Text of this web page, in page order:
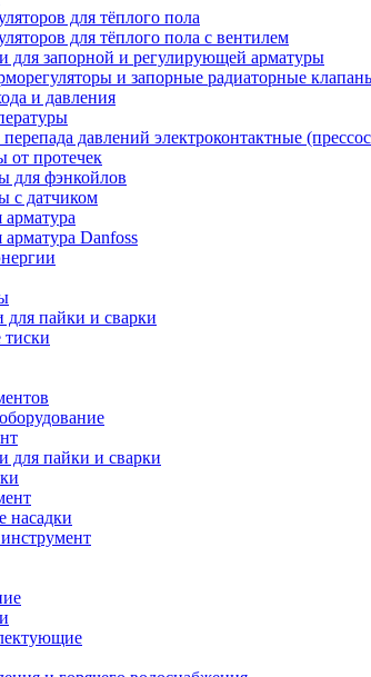
для тёплого пола
для тёплого пола с вентилем
для запорной и регулирующей арматуры
и запорные радиаторные
и давления
давлений электроконтактные
от протечек
для фэнкойлов
с датчиком
Danfoss
для пайки и сварки
тиски
для пайки и сварки
насадки